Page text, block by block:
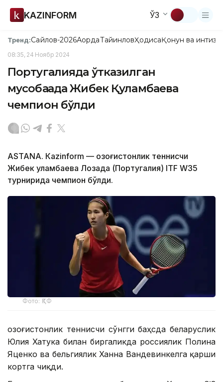
KAZINFORM ЎЗ
Тренд:Сайлов-2026АқордаТайинловҲодисаҚонун ва
08:35, 24 Ноябр 2024
Португалияда ўтказилган
мусобақада Жибек Қуламбаева
чемпион бўлди
ASTANА. Кazinform — Қозоғистонлик теннисчи
Жибек Қуламбаева Лозада (Португалия) ITF W35
турнирида чемпион бўлди.
Фото: ҚТФ
Қозоғистонлик теннисчи сўнгги баҳсда беларуслик
Юлия Хатука билан биргаликда россиялик Полина
Яценко ва бельгиялик Ханна Вандевинкелга қарши
кортга чиқди.